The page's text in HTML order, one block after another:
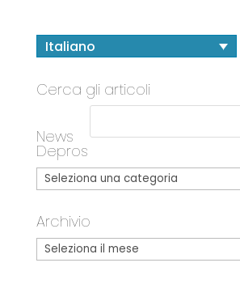
Italiano
Cerca gli articoli
News
Depros
Archivio